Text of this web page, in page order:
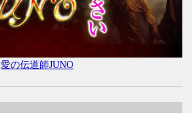
愛の伝道師JUNO